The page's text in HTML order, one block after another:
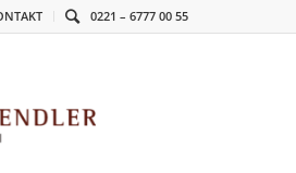
0221 – 6777 00 55